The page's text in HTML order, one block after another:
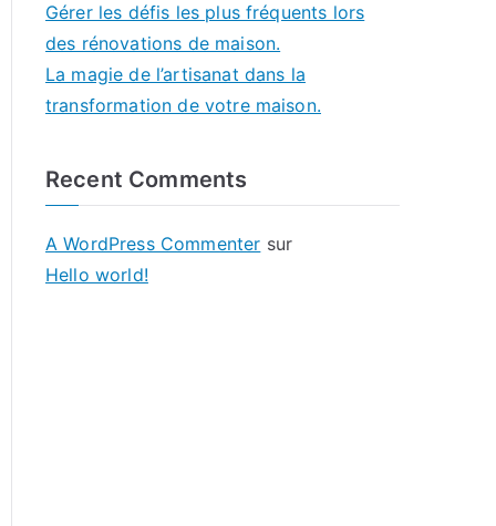
Gérer les défis les plus fréquents lors
des rénovations de maison.
La magie de l’artisanat dans la
transformation de votre maison.
Recent Comments
A WordPress Commenter sur
Hello world!